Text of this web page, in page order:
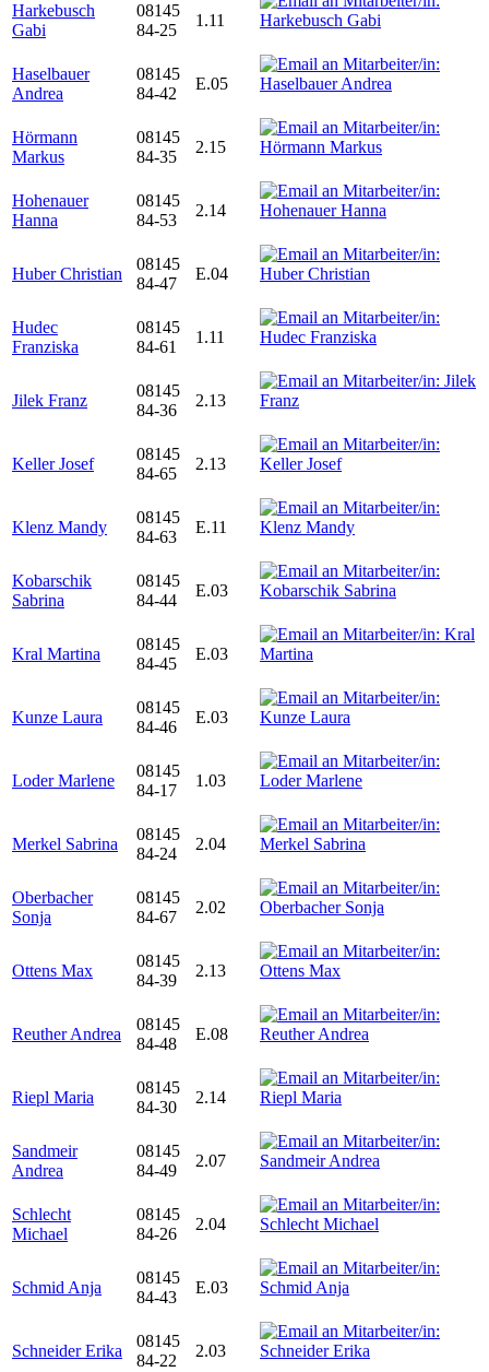
Harkebusch
Gabi
08145
84-25
1.11
Haselbauer
Andrea
08145
84-42
E.05
Hörmann
Markus
08145
84-35
2.15
Hohenauer
Hanna
08145
84-53
2.14
Huber Christian
08145
84-47
E.04
Hudec
Franziska
08145
84-61
1.11
Jilek Franz
08145
84-36
2.13
Keller Josef
08145
84-65
2.13
Klenz Mandy
08145
84-63
E.11
Kobarschik
Sabrina
08145
84-44
E.03
Kral Martina
08145
84-45
E.03
Kunze Laura
08145
84-46
E.03
Loder Marlene
08145
84-17
1.03
Merkel Sabrina
08145
84-24
2.04
Oberbacher
Sonja
08145
84-67
2.02
Ottens Max
08145
84-39
2.13
Reuther Andrea
08145
84-48
E.08
Riepl Maria
08145
84-30
2.14
Sandmeir
Andrea
08145
84-49
2.07
Schlecht
Michael
08145
84-26
2.04
Schmid Anja
08145
84-43
E.03
Schneider Erika
08145
84-22
2.03